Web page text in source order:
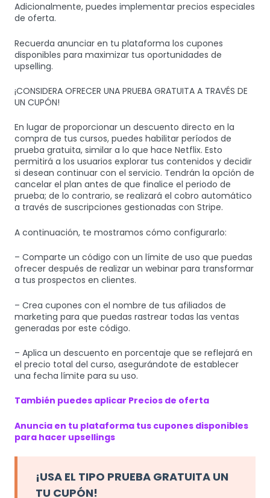
Adicionalmente, puedes implementar precios especiales
de oferta.
Recuerda anunciar en tu plataforma los cupones
disponibles para maximizar tus oportunidades de
upselling.
¡CONSIDERA OFRECER UNA PRUEBA GRATUITA A TRAVÉS DE
UN CUPÓN!
En lugar de proporcionar un descuento directo en la
compra de tus cursos, puedes habilitar períodos de
prueba gratuita, similar a lo que hace Netflix. Esto
permitirá a los usuarios explorar tus contenidos y decidir
si desean continuar con el servicio. Tendrán la opción de
cancelar el plan antes de que finalice el periodo de
prueba; de lo contrario, se realizará el cobro automático
a través de suscripciones gestionadas con Stripe.
A continuación, te mostramos cómo configurarlo:
– Comparte un código con un límite de uso que puedas
ofrecer después de realizar un webinar para transformar
a tus prospectos en clientes.
– Crea cupones con el nombre de tus afiliados de
marketing para que puedas rastrear todas las ventas
generadas por este código.
– Aplica un descuento en porcentaje que se reflejará en
el precio total del curso, asegurándote de establecer
una fecha límite para su uso.
También puedes aplicar Precios de oferta
Anuncia en tu plataforma tus cupones disponibles
para hacer upsellings
¡USA EL TIPO PRUEBA GRATUITA UN
TU CUPÓN!